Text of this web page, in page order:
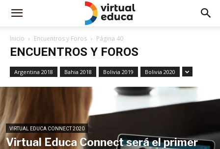
Inicio Encuentros y Foros Página 40
ENCUENTROS Y FOROS
Argentina 2018 Bahia 2018 Bolivia 2019 Bolivia 2020
VIRTUAL EDUCA CONNECT 2020
Virtual Educa Connect será el primer